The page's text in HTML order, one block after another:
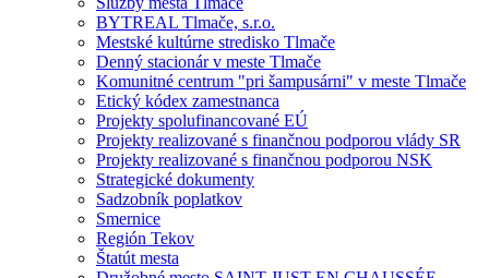
BYTREAL Tlmače, s.r.o.
Mestské kultúrne stredisko Tlmače
Denný stacionár v meste Tlmače
Komunitné centrum "pri šampusárni" v meste Tlmače
Etický kódex zamestnanca
Projekty spolufinancované EÚ
Projekty realizované s finančnou podporou vlády SR
Projekty realizované s finančnou podporou NSK
Strategické dokumenty
Sadzobník poplatkov
Smernice
Región Tekov
Štatút mesta